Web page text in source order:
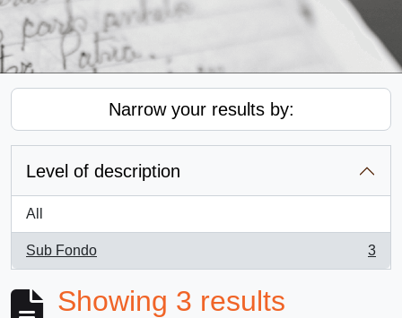
Narrow your results by:
Level of description
All
Sub Fondo
, 3 results
3
Showing 3 results